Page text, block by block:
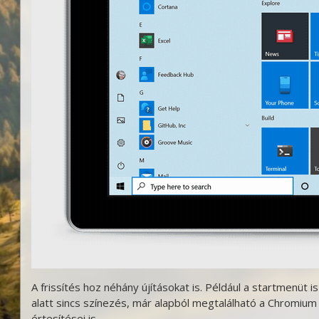
A frissítés hoz néhány újításokat is. Például a startmenüt
alatt sincs színezés, már alapból megtalálható a